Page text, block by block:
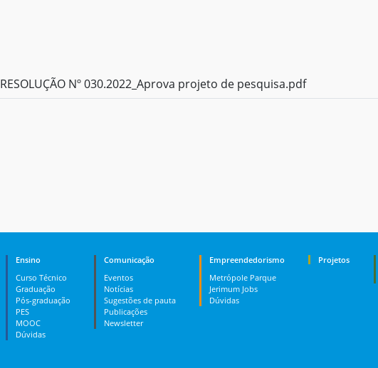
RESOLUÇÃO Nº 030.2022_Aprova projeto de pesquisa.pdf
Ensino
Curso Técnico
Graduação
Pós-graduação
PES
MOOC
Dúvidas
Comunicação
Eventos
Notícias
Sugestões de pauta
Publicações
Newsletter
Empreendedorismo
Metrópole Parque
Jerimum Jobs
Dúvidas
Projetos